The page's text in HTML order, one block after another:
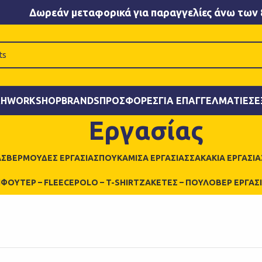
Δωρεάν μεταφορικά για παραγγελίες άνω των
WORKSHOPBRANDSΠΡΟΣΦΟΡΈΣΓΙΑ ΕΠΑΓΓΕΛΜΑΤΊΕΣ
Εργασίας
ΒΕΡΜΟΎΔΕΣ ΕΡΓΑΣΊΑΣΠΟΥΚΆΜΙΣΑ ΕΡΓΑΣΊΑΣΣΑΚΆΚΙΑ
ΦΟΎΤΕΡ – FLEECEPOLO – T-SHIRTΖΑΚΈΤΕΣ – ΠΟΥΛΌΒΕΡ